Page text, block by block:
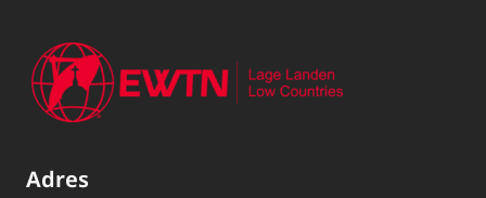
Adres